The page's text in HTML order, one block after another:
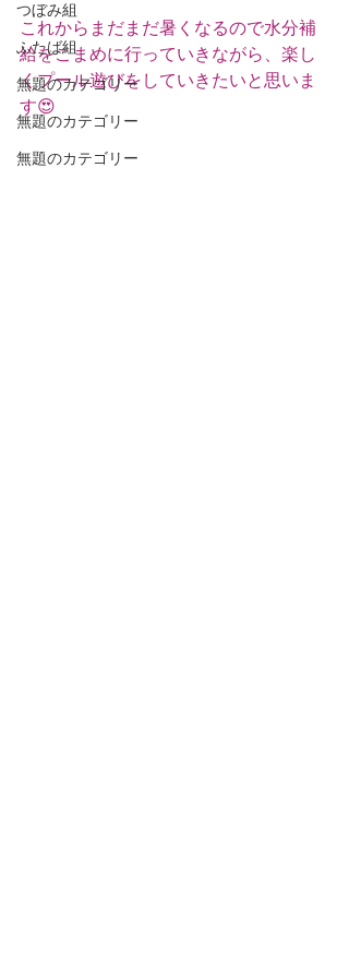
つぼみ組
ふたば組
無題のカテゴリー
無題のカテゴリー
無題のカテゴリー
これからまだまだ暑くなるので水分補
給をこまめに行っていきながら、楽し
くプール遊びをしていきたいと思いま
す😍